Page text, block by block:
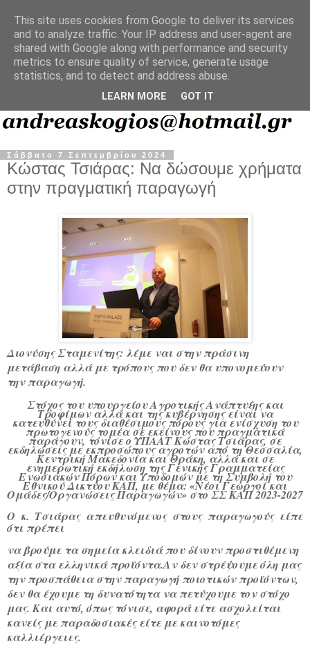
Σάββατο 7 Σεπτεμβρίου 2024
Κώστας Τσιάρας: Να δώσουμε χρήματα
στην πραγματική παραγωγή
Διονύσης Σταμενίτης: λέμε ναι στην πράσινη
μετάβαση αλλά με τρόπους που δεν θα υπονομεύουν
την παραγωγή.
Στόχος του υπουργείου Αγροτικής Ανάπτυξης και
Τροφίμων αλλά και της κυβέρνησης είναι να
κατευθύνει τους διαθέσιμους πόρους για ενίσχυση του
πρωτογενούς τομέα σε εκείνους που πραγματικά
παράγουν, τόνισε ο ΥΠΑΑΤ Κώστας Τσιάρας, σε
εκδηλώσεις με εκπροσώπους αγροτών από τη Θεσσαλία,
Κεντρική Μακεδονία και Θράκη, αλλά και σε
ενημερωτική εκδήλωση της Γενικής Γραμματείας
Ενωσιακών Πόρων και Υποδομών με τη Συμβολή του
Εθνικού Δικτύου ΚΑΠ, με θέμα: «Νέοι Γεωργοί και
Ομάδες/Οργανώσεις Παραγωγών» στο ΣΣ ΚΑΠ 2023-2027
Ο κ. Τσιάρας απευθυνόμενος στους παραγωγούς είπε
ότι πρέπει
να βρούμε τα σημεία κλειδιά που δίνουν προστιθέμενη
αξία στα ελληνικά προϊόντα.Αν δεν στρέψουμε όλη μας
την προσπάθεια στην παραγωγή ποιοτικών προϊόντων,
δεν θα έχουμε τη δυνατότητα να πετύχουμε τον στόχο
μας. Και αυτό, όπως τόνισε, αφορά είτε ασχολείται
κανείς με παραδοσιακές είτε με καινοτόμες
καλλιέργειες.
This site uses cookies from Google to deliver its services
and to analyze traffic. Your IP address and user-agent are
shared with Google along with performance and security
metrics to ensure quality of service, generate usage
statistics, and to detect and address abuse.
LEARN MORE GOT IT